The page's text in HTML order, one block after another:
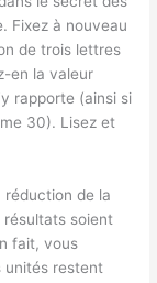
Fixez à nouveau
de trois lettres
en la valeur
rapporte (ainsi si
30). Lisez et
réduction de la
soient
fait, vous
unités restent